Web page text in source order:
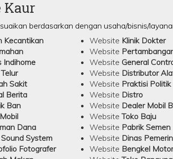
Kaur
berdasarkan dengan usaha/bisnis/
Kecantikan Website Klinik Dokter
Website
Indihome Website General
Website Distributor
Sakit Website Praktisi Politik
Berita Website Distro
Ban Website Dealer Mobil
WebsiteToko Baju
Dana Website Pabrik Semen
System Website Dinas
Fotografer Website Bengkel Motor